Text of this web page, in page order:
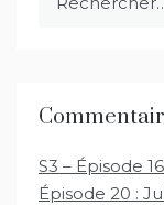
S3 – Épisode
Épisode 20 :